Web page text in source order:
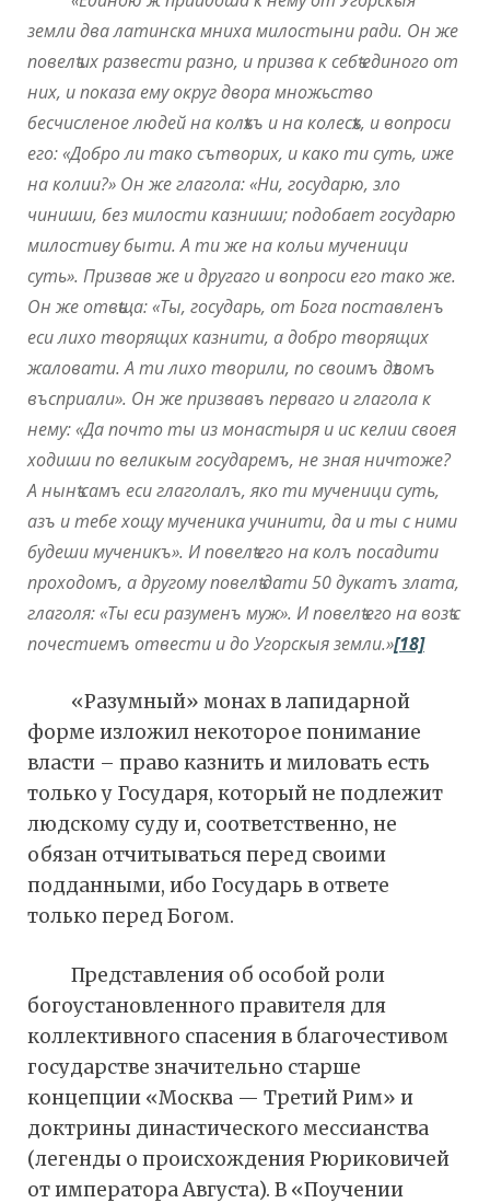
земли два латинска мниха милостыни ради. Он же
повелѣ их развести разно, и призва к себѣ единого от
них, и показа ему округ двора множьство
бесчисленое людей на колѣхъ и на колесѣх, и вопроси
его: «Добро ли тако сътворих, и како ти суть, иже
на колии?» Он же глагола: «Ни, государю, зло
чиниши, без милости казниши; подобает государю
милостиву быти. А ти же на кольи мученици
суть». Призвав же и другаго и вопроси его тако же.
Он же отвѣща: «Ты, государь, от Бога поставленъ
еси лихо творящих казнити, а добро творящих
жаловати. А ти лихо творили, по своимъ дѣломъ
въсприали». Он же призвавъ перваго и глагола к
нему: «Да почто ты из монастыря и ис келии своея
ходиши по великым государемъ, не зная ничтоже?
А нынѣ самъ еси глаголалъ, яко ти мученици суть,
азъ и тебе хощу мученика учинити, да и ты с ними
будеши мученикъ». И повелѣ его на колъ посадити
проходомъ, а другому повелѣ дати 50 дукатъ злата,
глаголя: «Ты еси разуменъ муж». И повелѣ его на возѣ с
почестиемъ отвести и до Угорскыя земли.»[18]
«Разумный» монах в лапидарной
форме изложил некоторое понимание
власти – право казнить и миловать есть
только у Государя, который не подлежит
людскому суду и, соответственно, не
обязан отчитываться перед своими
подданными, ибо Государь в ответе
только перед Богом.
Представления об особой роли
богоустановленного правителя для
коллективного спасения в благочестивом
государстве значительно старше
концепции «Москва — Третий Рим» и
доктрины династического мессианства
(легенды о происхождения Рюриковичей
от императора Августа). В «Поучении